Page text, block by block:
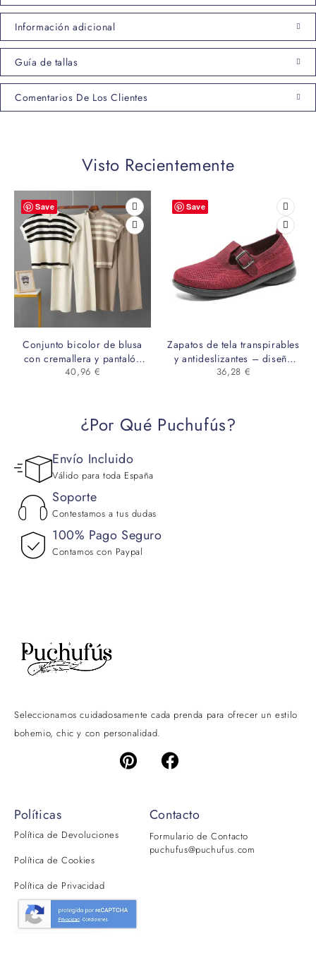
Información adicional
Guía de tallas
Comentarios De Los Clientes
Visto Recientemente
Save
Conjunto bicolor de blusa
con cremallera y pantalón
ancho – estilo elegante y
40,96 €
Save
Zapatos de tela transpirables
y antideslizantes – diseño
cómodo y funcional
36,28 €
¿Por Qué Puchufús?
Envío Incluido
Válido para toda España
Soporte
Contestamos a tus dudas
100% Pago Seguro
Contamos con Paypal
Seleccionamos cuidadosamente cada prenda para ofrecer un estilo
bohemio, chic y con personalidad.
Políticas
Política de Devoluciones
Política de Cookies
Política de Privacidad
Contacto
Formulario de Contacto
puchufus@puchufus.com